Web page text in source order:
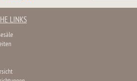
LINKS